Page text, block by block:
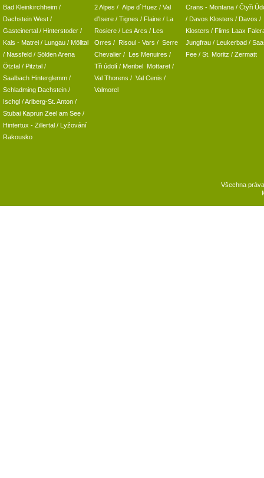
Bad Kleinkirchheim /
Dachstein West /
Gasteinertal / Hinterstoder /
Kals - Matrei / Lungau / Mölltal
/ Nassfeld / Sölden Arena
Ötztal / Pitztal /
Saalbach Hinterglemm /
Schladming Dachstein /
Ischgl /Arlberg-St. Anton /
Stubai Kaprun Zeel am See /
Hintertux - Zillertal / Lyžování
Rakousko
2 Alpes / Alpe d´Huez / Val
d’Isere / Tignes / Flaine / La
Rosiere / Les Arcs / Les
Orres / Risoul - Vars / Serre
Chevalier / Les Menuires /
Tři údolí / Meribel Mottaret /
Val Thorens / Val Cenis /
Valmorel
Crans - Montana / Čtyři
/ Davos Klosters / Davos /
Klosters / Flims Laax
Jungfrau / Leukerbad /
Fee / St. Moritz / Zermatt
Všechna